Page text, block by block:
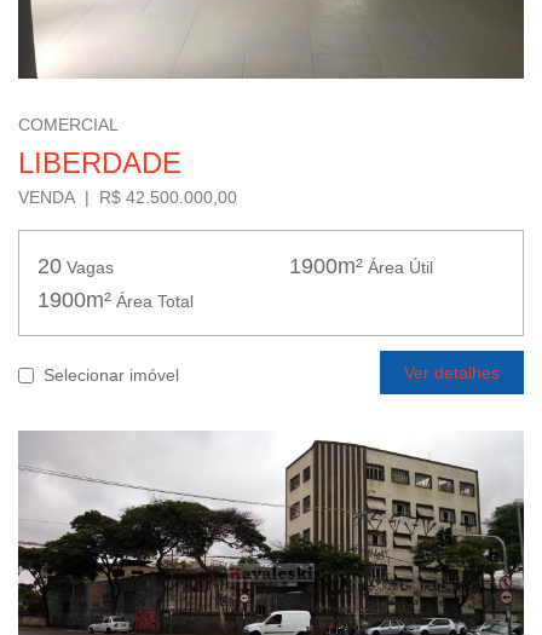
COMERCIAL
LIBERDADE
VENDA | R$ 42.500.000,00
20 Vagas 1900m² Área Útil
1900m² Área Total
Selecionar imóvel Ver detalhes